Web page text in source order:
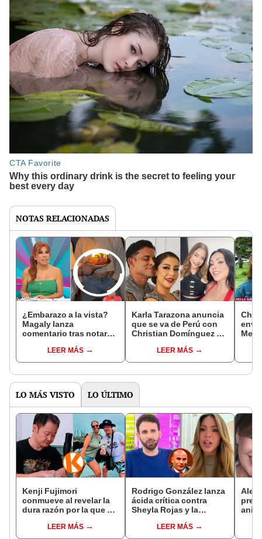
NOTAS RELACIONADAS
¿Embarazo a la vista?
Magaly lanza
comentario tras notar
Karla Tarazona: "Sería
irresponsable"
LEER MÁS
Karla Tarazona anuncia
que se va de Perú con
Christian Domínguez en
con Melanie Martínez y
Pamela Franco: "Me
LEER MÁS
LO MÁS VISTO LO ÚLTIMO
Kenji Fujimori
conmueve al revelar la
dura razón por la que no
esposa Erika Muñóz: "El
LEER MÁS
Rodrigo González lanza
ácida crítica contra
Sheyla Rojas y la
relación con su hijo: "Te
LEER MÁS